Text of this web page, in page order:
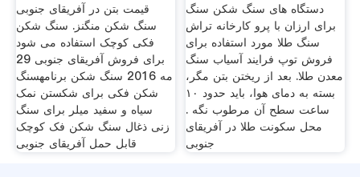
قیمت بتن در آفریقای جنوبی
سنگ شکن منگنز. سنگ شکن
فکی کوچک استفاده می شود
برای فروش آفریقای جنوبی 29
مه 2016 سنگ شکن برنامهسنگ
شکن فکی برای شکستن نمک
سیاه و سفید میلر برای سنگ
زنی ذغال سنگ شکن فک کوچک
قابل حمل آفریقای جنوبی
دستگاه های سنگ شکن سنگ
برای ارزان با پرو کارخانه تراش
سنگ طلا مورد استفاده برای
فروش توپ فرایند آسیاب سنگ
معدن طلا. بعد از ریختن بتن مگر،
بسته به دمای هوا، باید حدود ۱۰
ساعت سطح آن مرطوب نگه .
محل سکونت طلا در آفریقای
جنوبی